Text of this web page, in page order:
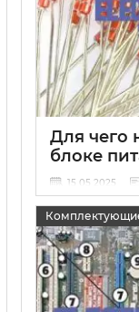
Для чего
блоке
15 05 2025